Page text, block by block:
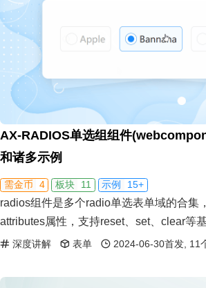
AX-RADIOS单选组组件
和诸多示例
需金币 4 板块 11 示例 15+
radios组件是多个radio单选表单域的合集
attributes属性，支持reset、set、clear等
深度讲解 表单 2024-06-30首发, 11